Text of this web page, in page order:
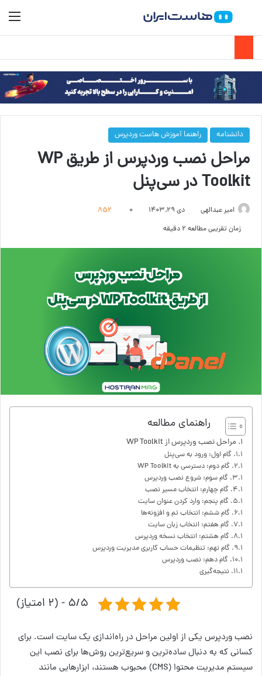
جستجو برای
دانشنامه راهنما آموزش هاست وردپرس
مراحل نصب وردپرس از طریق WP
Toolkit در سی‌پنل
امیر عبدالهی دی ۲۹, ۱۴۰۳ ۰
852
زمان تقریبی مطالعه 2 دقیقه
راهنمای مطالعه
مراحل نصب وردپرس از WP Toolkit
گام اول: ورود به سی‌پنل
گام دوم: دسترسی به WP Toolkit
گام سوم: شروع نصب وردپرس
گام چهارم: انتخاب مسیر نصب
گام پنجم: وارد کردن عنوان سایت
گام ششم: انتخاب تم و افزونه‌ها
گام هفتم: انتخاب زبان سایت
گام هشتم: انتخاب نسخه وردپرس
گام نهم: تنظیمات حساب کاربری مدیریت وردپرس
گام دهم: نصب وردپرس
نتیجه‌گیری
۵/۵ - (۲ امتیاز)
نصب وردپرس یکی از اولین مراحل در راه‌اندازی یک سایت است. برای
کسانی که به دنبال ساده‌ترین و سریع‌ترین روش‌ها برای نصب این
سیستم مدیریت محتوا (CMS) محبوب هستند، ابزارهایی مانند